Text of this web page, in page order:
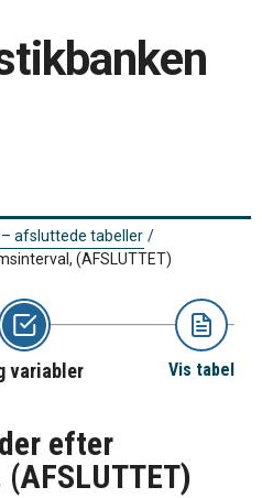
afsluttede tabeller /
(AFSLUTTET)
variabler Vis tabel
efter